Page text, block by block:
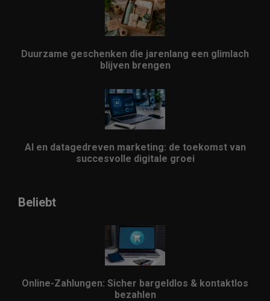
Duurzame geschenken die jarenlang een glimlach
blijven brengen
AI en datagedreven marketing: de toekomst van
succesvolle digitale groei
Beliebt
Online-Zahlungen: Sicher bargeldlos & kontaktlos
bezahlen